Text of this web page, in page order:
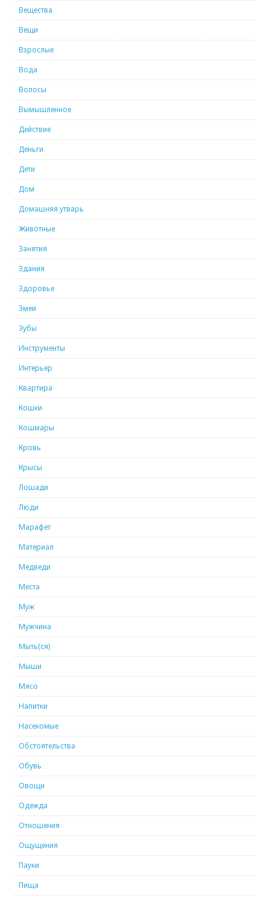
Вещества
Вещи
Взрослые
Вода
Волосы
Вымышленное
Действие
Деньги
Дети
Дом
Домашняя утварь
Животные
Занятия
Здания
Здоровье
Змеи
Зубы
Инструменты
Интерьер
Квартира
Кошки
Кошмары
Кровь
Крысы
Лошади
Люди
Марафет
Материал
Медведи
Места
Муж
Мужчина
Мыть(ся)
Мыши
Мясо
Напитки
Насекомые
Обстоятельства
Обувь
Овощи
Одежда
Отношения
Ощущения
Пауки
Пища